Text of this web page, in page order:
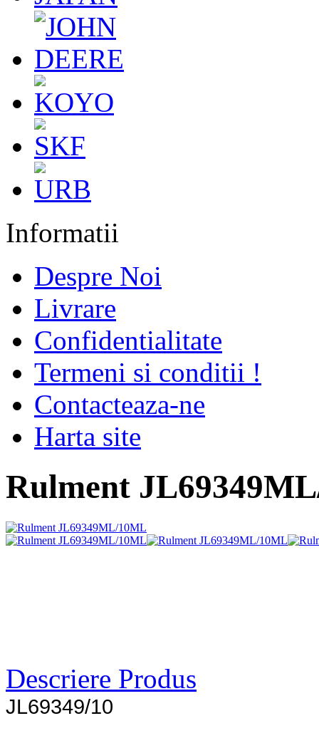
Informatii
Despre Noi
Livrare
Confidentialitate
Termeni si conditii !
Contacteaza-ne
Harta site
Rulment
Descriere Produs
JL69349/10